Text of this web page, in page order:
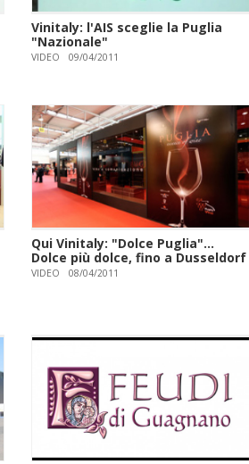
Vinitaly: l'AIS sceglie la Puglia
"Nazionale"
VIDEO 09/04/2011
Qui Vinitaly: "Dolce Puglia"...
Dolce più dolce, fino a Dusseldorf
VIDEO 08/04/2011